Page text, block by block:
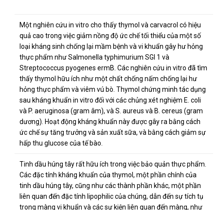
Một nghiên cứu in vitro cho thấy thymol và carvacrol có hiệu
quả cao trong việc giảm nồng độ ức chế tối thiểu của một số
loại kháng sinh chống lại mầm bệnh và vi khuẩn gây hư hỏng
thực phẩm như Salmonella typhimurium SGI 1 và
Streptococcus pyogenes ermB. Các nghiên cứu in vitro đã tìm
thấy thymol hữu ích như một chất chống nấm chống lại hư
hỏng thực phẩm và viêm vú bò. Thymol chứng minh tác dụng
sau kháng khuẩn in vitro đối với các chủng xét nghiệm E. coli
và P. aeruginosa (gram âm), và S. aureus và B. cereus (gram
dương). Hoạt động kháng khuẩn này được gây ra bằng cách
ức chế sự tăng trưởng và sản xuất sữa, và bằng cách giảm sự
hấp thu glucose của tế bào.
Tinh dầu húng tây rất hữu ích trong việc bảo quản thực phẩm.
Các đặc tính kháng khuẩn của thymol, một phần chính của
tinh dầu húng tây, cũng như các thành phần khác, một phần
liên quan đến đặc tính lipophilic của chúng, dẫn đến sự tích tụ
trong màng vi khuẩn và các sự kiện liên quan đến màng, như